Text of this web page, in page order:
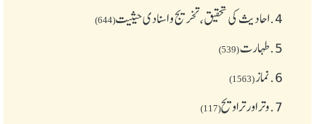
4. احادیث کی تحقیق، تخریج و اسنادی حیثیت(644)
5. طهارت(539)
6. نماز(1563)
7. وتر اور تراویح(117)